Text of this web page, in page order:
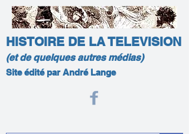
HISTOIRE DE LA TELEVISION
(et de quelques autres médias)
Site édité par André Lange